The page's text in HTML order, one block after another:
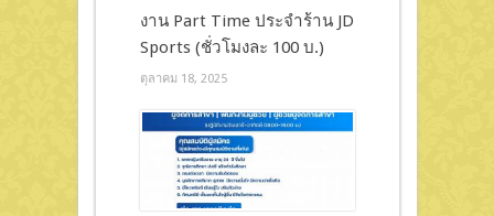
งาน Part Time ประจำร้าน JD
Sports (ชั่วโมงละ 100 บ.)
ตุลาคม 18, 2025